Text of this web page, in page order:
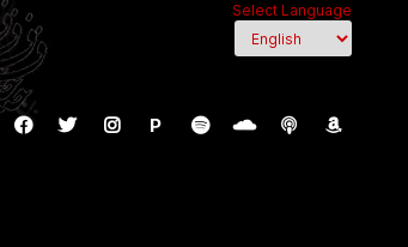
Select Language
P